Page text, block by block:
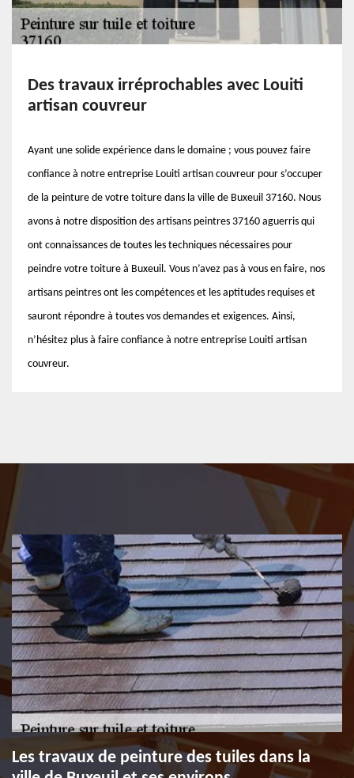
Des travaux irréprochables avec Louiti
artisan couvreur
Ayant une solide expérience dans le domaine ; vous pouvez faire
confiance à notre entreprise Louiti artisan couvreur pour s’occuper
de la peinture de votre toiture dans la ville de Buxeuil 37160. Nous
avons à notre disposition des artisans peintres 37160 aguerris qui
ont connaissances de toutes les techniques nécessaires pour
peindre votre toiture à Buxeuil. Vous n’avez pas à vous en faire, nos
artisans peintres ont les compétences et les aptitudes requises et
sauront répondre à toutes vos demandes et exigences. Ainsi,
n’hésitez plus à faire confiance à notre entreprise Louiti artisan
couvreur.
Les travaux de peinture des tuiles dans la